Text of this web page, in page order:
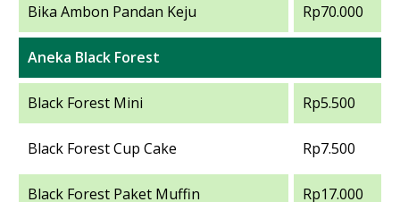
Bika Ambon Pandan Keju Rp70.000
Aneka Black Forest
Black Forest Mini Rp5.500
Black Forest Cup Cake Rp7.500
Black Forest Paket Muffin Rp17.000